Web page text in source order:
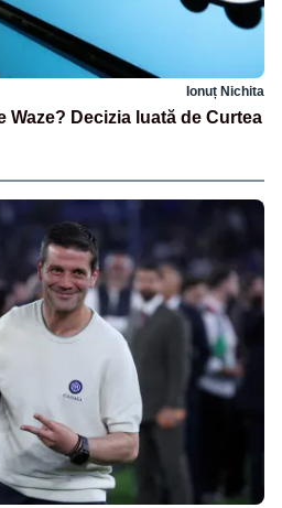
Ionuț Nichita
Waze? Decizia luată de Curtea